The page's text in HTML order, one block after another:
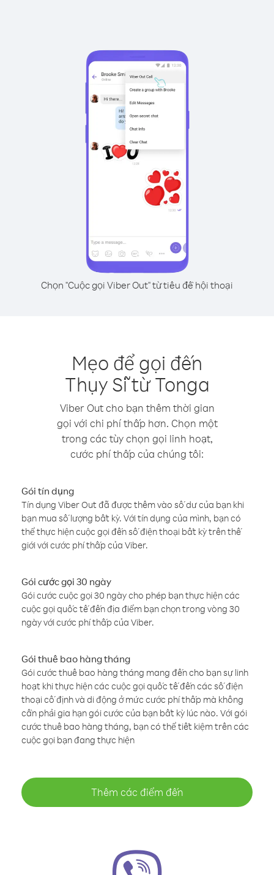
Chọn "Cuộc gọi Viber Out" từ tiêu đề hội thoại
Mẹo để gọi đến
Thụy Sĩ từ Tonga
Viber Out cho bạn thêm thời gian
gọi với chi phí thấp hơn. Chọn một
trong các tùy chọn gọi linh hoạt,
cước phí thấp của chúng tôi:
Gói tín dụng
Tín dụng Viber Out đã được thêm vào số dư của bạn khi
bạn mua số lượng bất kỳ. Với tín dụng của mình, bạn có
thể thực hiện cuộc gọi đến số điện thoại bất kỳ trên thế
giới với cước phí thấp của Viber.
Gói cước gọi 30 ngày
Gói cước cuộc gọi 30 ngày cho phép bạn thực hiện các
cuộc gọi quốc tế đến địa điểm bạn chọn trong vòng 30
ngày với cước phí thấp của Viber.
Gói thuê bao hàng tháng
Gói cước thuê bao hàng tháng mang đến cho bạn sự linh
hoạt khi thực hiện các cuộc gọi quốc tế đến các số điện
thoại cố định và di động ở mức cước phí thấp mà không
cần phải gia hạn gói cước của bạn bất kỳ lúc nào. Với gói
cước thuê bao hàng tháng, bạn có thể tiết kiệm trên các
cuộc gọi bạn đang thực hiện
Thêm các điểm đến